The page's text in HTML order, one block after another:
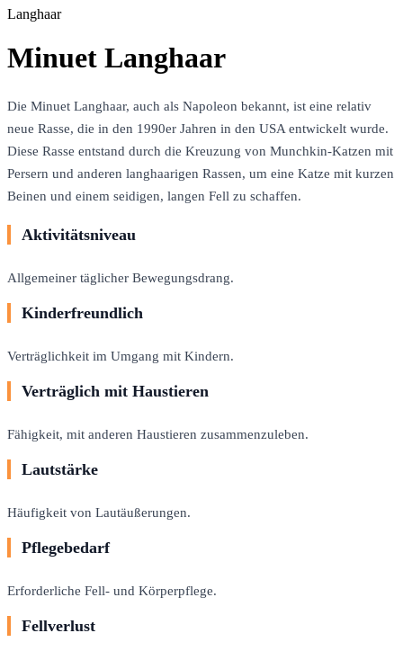
Langhaar
Minuet Langhaar
Die Minuet Langhaar, auch als Napoleon bekannt, ist eine relativ
neue Rasse, die in den 1990er Jahren in den USA entwickelt wurde.
Diese Rasse entstand durch die Kreuzung von Munchkin-Katzen mit
Persern und anderen langhaarigen Rassen, um eine Katze mit kurzen
Beinen und einem seidigen, langen Fell zu schaffen.
Aktivitätsniveau
Allgemeiner täglicher Bewegungsdrang.
Kinderfreundlich
Verträglichkeit im Umgang mit Kindern.
Verträglich mit Haustieren
Fähigkeit, mit anderen Haustieren zusammenzuleben.
Lautstärke
Häufigkeit von Lautäußerungen.
Pflegebedarf
Erforderliche Fell- und Körperpflege.
Fellverlust